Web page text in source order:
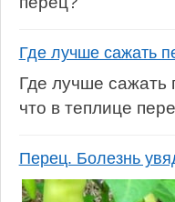
Где лучше сажать
Где лучше сажать
что в теплице
Перец. Болезнь